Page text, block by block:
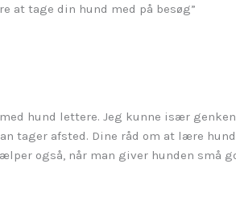
at tage din hund med på besøg”
hund lettere. Jeg kunne især
tager afsted. Dine råd om at lære
også, når man giver hunden små